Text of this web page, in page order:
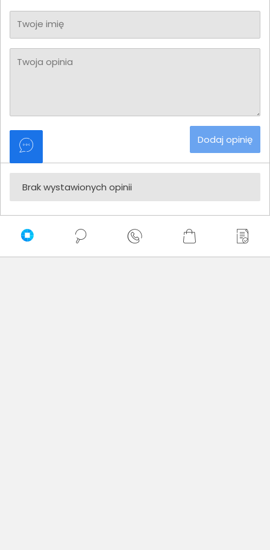
Twoje imię
Twoja opinia
Dodaj opinię
Brak wystawionych opinii
Zaufali nam